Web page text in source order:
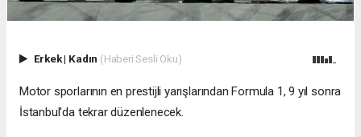
Erkek| Kadın (Haberi Sesli Oku)
Motor sporlarının en prestijli yarışlarından Formula 1, 9 yıl sonra
İstanbul'da tekrar düzenlenecek.